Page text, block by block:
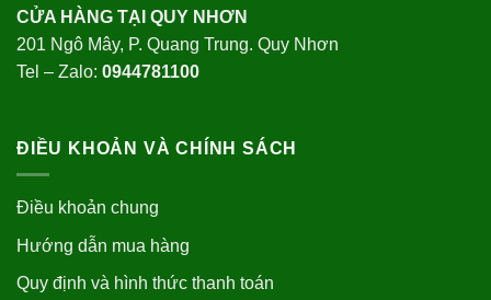
CỬA HÀNG TẠI QUY NHƠN
201 Ngô Mây, P. Quang Trung. Quy Nhơn
Tel – Zalo: 0944781100
ĐIỀU KHOẢN VÀ CHÍNH SÁCH
Điều khoản chung
Hướng dẫn mua hàng
Quy định và hình thức thanh toán